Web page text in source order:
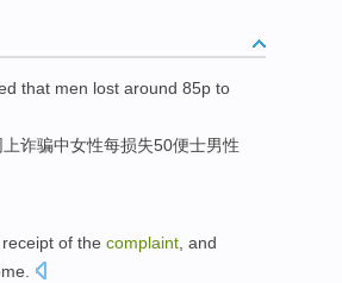
that men lost around 85p to
诈骗中女性每损失50便士男性
receipt of the complaint, and
.